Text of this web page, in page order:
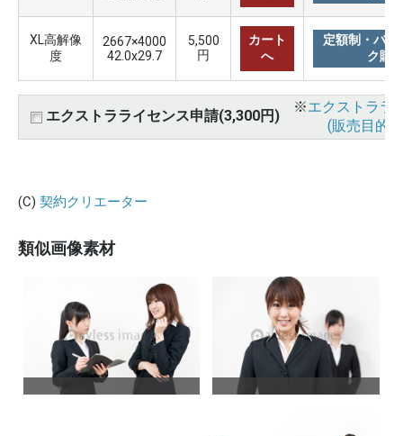
XL高解像
度
2667×4000
42.0x29.7
5,500
円
カート
へ
定額制・バリ
ク購
エクストラライセンス申請(3,300円)
※エクストララ
(販売目的
(C) 契約クリエーター
類似画像素材